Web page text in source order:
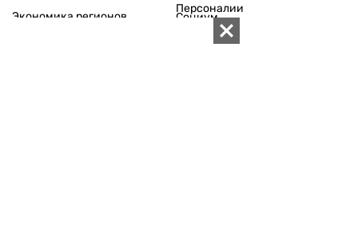
Экономика регионов
Персоналии
Социум
История